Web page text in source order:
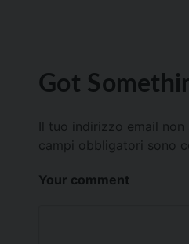
Got
Il tuo indirizzo email
campi obbligatori sono
Your comment